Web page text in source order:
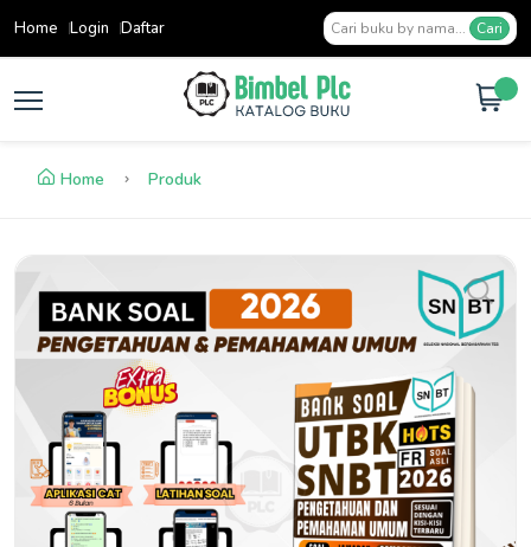
Home Login Daftar Cari
Home Produk